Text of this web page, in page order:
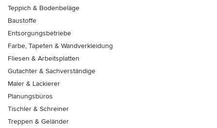
Teppich & Bodenbeläge
Baustoffe
Entsorgungsbetriebe
Farbe, Tapeten & Wandverkleidung
Fliesen & Arbeitsplatten
Gutachter & Sachverständige
Maler & Lackierer
Planungsbüros
Tischler & Schreiner
Treppen & Geländer